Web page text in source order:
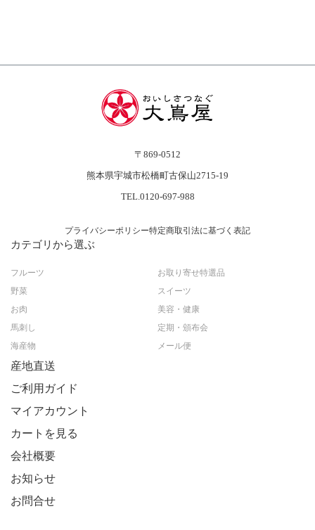
〒869-0512
熊本県宇城市松橋町古保山2715-19
TEL.0120-697-988
プライバシーポリシー特定商取引法に基づく表記
カテゴリから選ぶ
フルーツ
野菜
お肉
馬刺し
海産物
お取り寄せ特選品
スイーツ
美容・健康
定期・頒布会
メール便
産地直送
ご利用ガイド
マイアカウント
カートを見る
会社概要
お知らせ
お問合せ